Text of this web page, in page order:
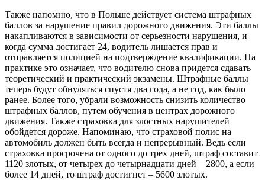
Также напомню, что в Польше действует система штрафных
баллов за нарушение правил дорожного движения. Эти баллы
накапливаются в зависимости от серьезности нарушения, и
когда сумма достигает 24, водитель лишается прав и
отправляется полицией на подтверждение квалификации. На
практике это означает, что водителю снова придется сдавать
теоретический и практический экзамены. Штрафные баллы
теперь будут обнуляться спустя два года, а не год, как было
ранее. Более того, убрали возможность снизить количество
штрафных баллов, путем обучения в центрах дорожного
движения. Также страховка для злостных нарушителей
обойдется дороже. Напоминаю, что страховой полис на
автомобиль должен быть всегда и непрерывный. Ведь если
страховка просрочена от одного до трех дней, штраф составит
1120 злотых, от четырех до четырнадцати дней – 2800, а если
более 14 дней, то штраф достигнет – 5600 злотых.